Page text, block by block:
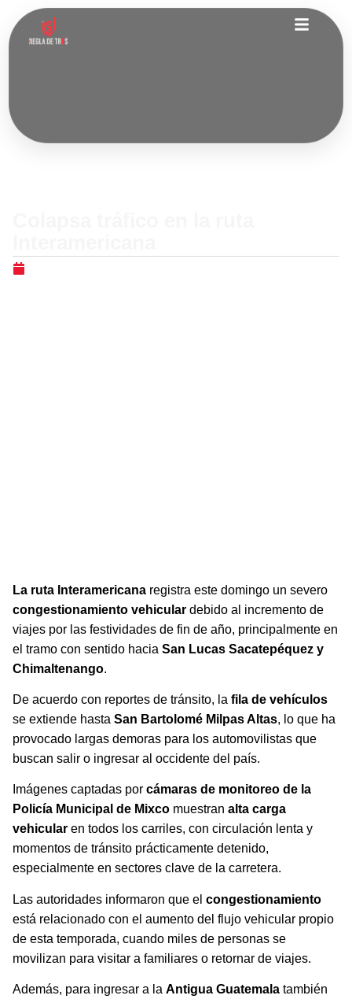
La ruta Interamericana registra este domingo un severo
congestionamiento vehicular debido al incremento de
viajes por las festividades de fin de año, principalmente en
el tramo con sentido hacia San Lucas Sacatepéquez y
Chimaltenango.
De acuerdo con reportes de tránsito, la fila de vehículos
se extiende hasta San Bartolomé Milpas Altas, lo que ha
provocado largas demoras para los automovilistas que
buscan salir o ingresar al occidente del país.
Imágenes captadas por cámaras de monitoreo de la
Policía Municipal de Mixco muestran alta carga
vehicular en todos los carriles, con circulación lenta y
momentos de tránsito prácticamente detenido,
especialmente en sectores clave de la carretera.
Las autoridades informaron que el congestionamiento
está relacionado con el aumento del flujo vehicular propio
de esta temporada, cuando miles de personas se
movilizan para visitar a familiares o retornar de viajes.
Además, para ingresar a la Antigua Guatemala también